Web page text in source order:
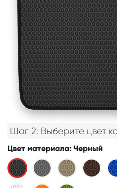
Шаг 2: Выберите цвет
Цвет материала: Черный